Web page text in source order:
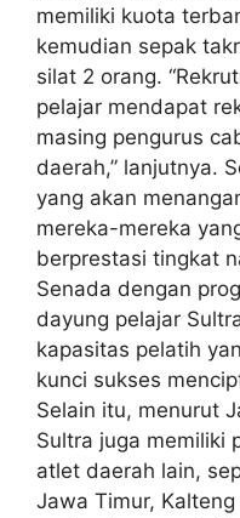
memiliki kuota
kemudian sepak
silat 2 orang.
pelajar mendapat
masing pengurus
daerah,” lanjutnya.
yang akan
mereka-mereka
berprestasi tingkat
Senada dengan
dayung pelajar
kapasitas pelatih
kunci sukses
Selain itu, menurut
Sultra juga memiliki
atlet daerah lain,
Jawa Timur,